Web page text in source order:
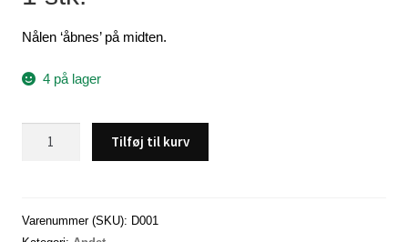
Glemt adgangskode
Nålen ‘åbnes’ på midten.
4 på lager
Tilføj til kurv
Varenummer (SKU): D001